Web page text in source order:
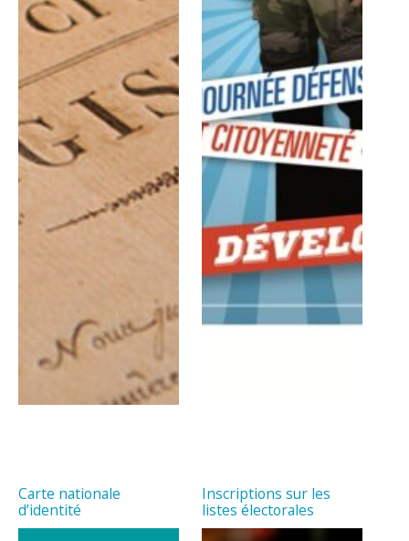
Carte nationale
d’identité
Inscriptions sur les
listes électorales